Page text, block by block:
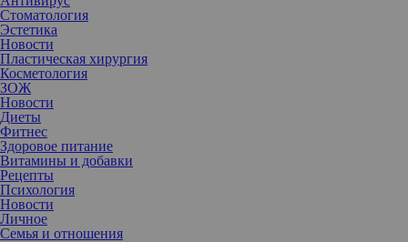
Стоматология
Эстетика
Новости
Пластическая хирургия
Косметология
ЗОЖ
Новости
Диеты
Фитнес
Здоровое питание
Витамины и добавки
Рецепты
Психология
Новости
Личное
Семья и отношения